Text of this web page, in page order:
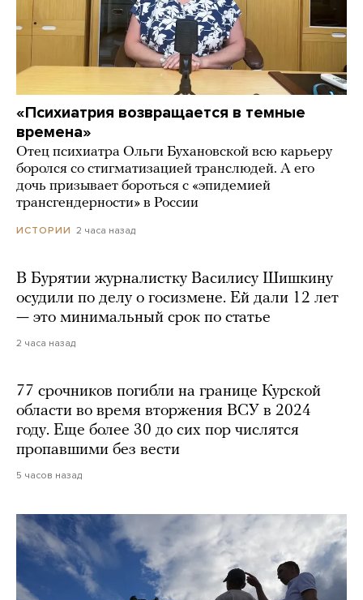
«Психиатрия возвращается в темные
времена»
Отец психиатра Ольги Бухановской всю карьеру
боролся со стигматизацией транслюдей. А его
дочь призывает бороться с «эпидемией
трансгендерности» в России
ИСТОРИИ 2 часа назад
В Бурятии журналистку Василису Шишкину
осудили по делу о госизмене. Ей дали 12 лет
— это минимальный срок по статье
2 часа назад
77 срочников погибли на границе Курской
области во время вторжения ВСУ в 2024
году. Еще более 30 до сих пор числятся
пропавшими без вести
5 часов назад